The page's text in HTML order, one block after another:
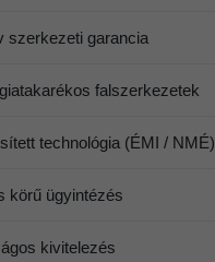
szerkezeti garancia
falszerkezetek
technológia (ÉMI / NMÉ)
körű ügyintézés
kivitelezés